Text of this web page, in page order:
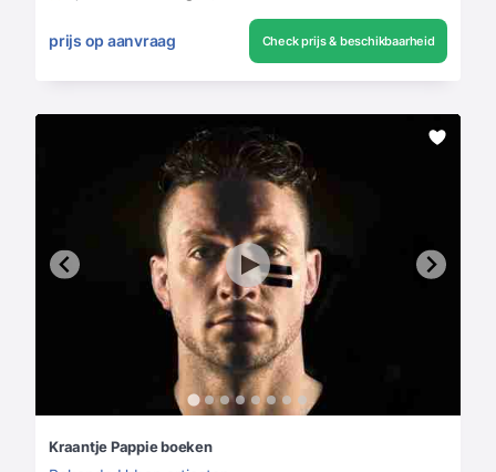
prijs op aanvraag Check prijs & beschikbaarheid
Kraantje Pappie boeken